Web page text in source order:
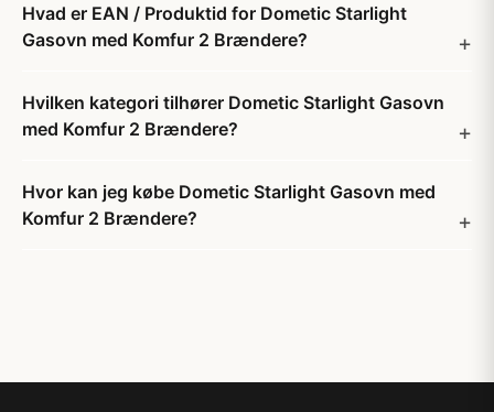
Hvad er EAN / Produktid for Dometic Starlight
Gasovn med Komfur 2 Brændere?
Hvilken kategori tilhører Dometic Starlight Gasovn
med Komfur 2 Brændere?
Hvor kan jeg købe Dometic Starlight Gasovn med
Komfur 2 Brændere?